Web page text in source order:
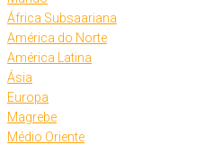
África Subsaariana
América do Norte
América Latina
Ásia
Europa
Magrebe
Médio Oriente